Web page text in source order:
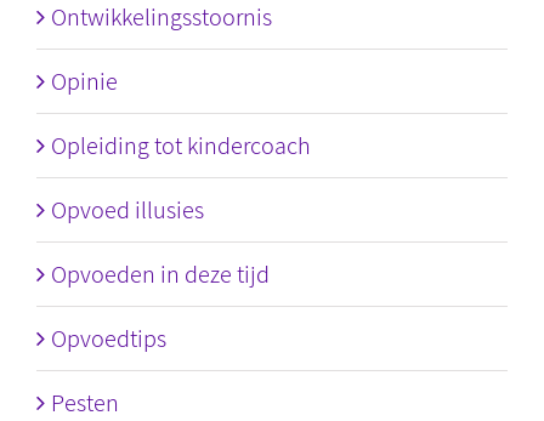
Ontwikkelingsstoornis
Opinie
Opleiding tot kindercoach
Opvoed illusies
Opvoeden in deze tijd
Opvoedtips
Pesten